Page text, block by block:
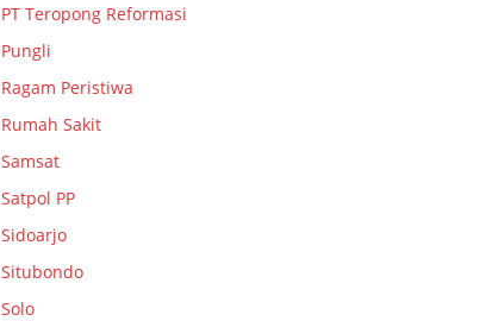
PT Teropong Reformasi
Pungli
Ragam Peristiwa
Rumah Sakit
Samsat
Satpol PP
Sidoarjo
Situbondo
Solo